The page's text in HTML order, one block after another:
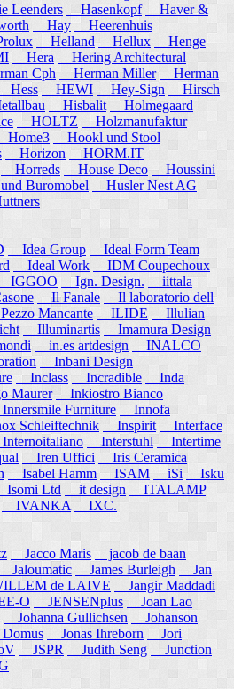
Leenders Hasenkopf
Haver &
Hay
Heerenhuis
Helland Hellux
Henge
Hera
Hering Architectural
Cph Herman Miller
Herman
Hess HEWI Hey-Sign
Hirsch
Hisbalit
Holmegaard
HOLTZ
Holzmanufaktur
Home3
Hookl und Stool
Horizon
HORM.IT
Horreds House Deco
Houssini
Buromobel
Husler Nest AG
Idea Group
Ideal Form Team
Ideal Work
IDM Coupechoux
IGGOO Ign. Design.
iittala
Il Fanale
Il laboratorio dell
Mancante ILIDE
Illulian
Illuminartis
Imamura Design
in.es artdesign
INALCO
Inbani Design
Inclass Incradible
Inda
Maurer
Inkiostro Bianco
Furniture
Innofa
Schleiftechnik Inspirit
Interface
Interstuhl
Intertime
Iren Uffici
Iris Ceramica
Isabel Hamm ISAM iSi Isku
Isomi Ltd it design
ITALAMP
IVANKA IXC.
Jacco Maris
jacob de baan
Jaloumatic James Burleigh
Jan
de LAIVE
Jangir Maddadi
O JENSENplus
Joan Lao
Johanna Gullichsen
Johanson
Jonas Ihreborn
Jori
JSPR Judith Seng
Junction